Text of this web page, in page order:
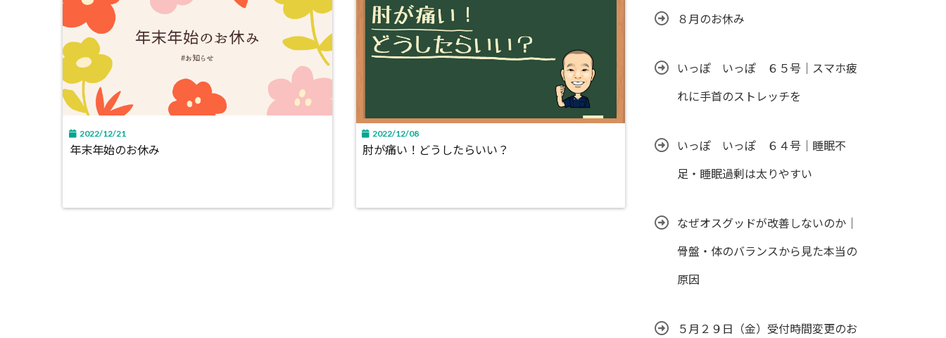
2022/12/21
年末年始のお休み
2022/12/08
肘が痛い！どうしたらいい？
８月のお休み
いっぽ いっぽ ６５号｜スマホ疲
れに手首のストレッチを
いっぽ いっぽ ６４号｜睡眠不
足・睡眠過剰は太りやすい
なぜオスグッドが改善しないのか｜
骨盤・体のバランスから見た本当の
原因
５月２９日（金）受付時間変更のお